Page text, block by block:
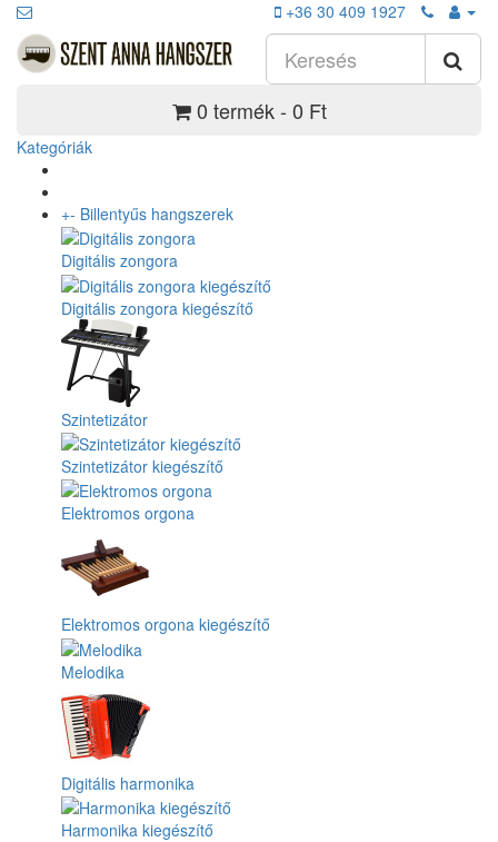
+36 30 409 1927
0 termék - 0 Ft
Kategóriák
+- Billentyűs hangszerek
Digitális zongora
Digitális zongora kiegészítő
Szintetizátor
Szintetizátor kiegészítő
Elektromos orgona
Elektromos orgona kiegészítő
Melodika
Digitális harmonika
Harmonika kiegészítő